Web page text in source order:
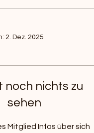
2. Dez. 2025
noch nichts zu
sehen
Mitglied Infos über sich